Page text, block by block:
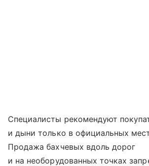
Специалисты рекомендуют
и дыни только в официальных
Продажа бахчевых вдоль дорог
и на необорудованных точках